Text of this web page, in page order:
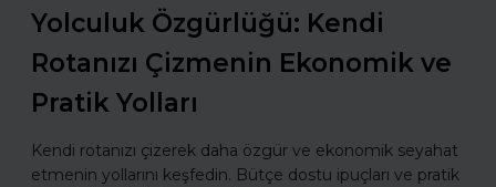
Yolculuk Özgürlüğü: Kendi
Rotanızı Çizmenin Ekonomik ve
Pratik Yolları
Kendi rotanızı çizerek daha özgür ve ekonomik seyahat
etmenin yollarını keşfedin. Bütçe dostu ipuçları ve pratik